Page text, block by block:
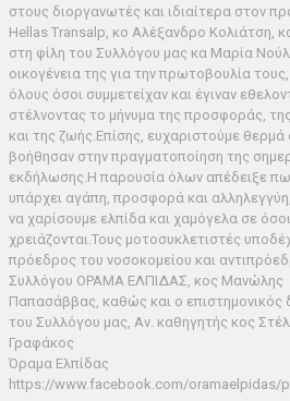
στους διοργανωτές και ιδιαίτερα στον
Hellas Transalp, κο Αλέξανδρο Κολιάτση,
στη φίλη του Συλλόγου μας κα Μαρία
οικογένεια της για την πρωτοβουλία
όλους όσοι συμμετείχαν και έγιναν
στέλνοντας το μήνυμα της προσφοράς,
και της ζωής.Επίσης, ευχαριστούμε θερμά
βοήθησαν στην πραγματοποίηση της
εκδήλωσης.Η παρουσία όλων απέδειξε
υπάρχει αγάπη, προσφορά και
να χαρίσουμε ελπίδα και χαμόγελα σε
χρειάζονται.Τους μοτοσυκλετιστές
πρόεδρος του νοσοκομείου και
Συλλόγου ΟΡΑΜΑ ΕΛΠΙΔΑΣ, κος Μανώλης
Παπασάββας, καθώς και ο επιστημονικός
του Συλλόγου μας, Αν. καθηγητής κος
Γραφάκος
Όραμα Ελπίδας
https://www.facebook.com/oramaelpidas/